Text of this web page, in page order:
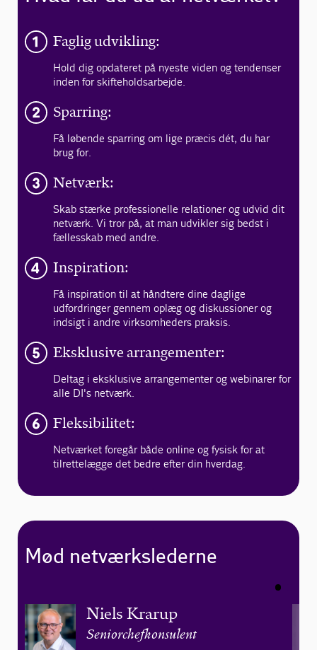
Faglig udvikling:
Hold dig opdateret på nyeste viden og tendenser
inden for skifteholdsarbejde.
Sparring:
Få løbende sparring om lige præcis dét, du har
brug for.
Netværk:
Skab stærke professionelle relationer og udvid dit
netværk. Vi tror på, at man udvikler sig bedst i
fællesskab med andre.
Inspiration:
Få inspiration til at håndtere dine daglige
udfordringer gennem oplæg og diskussioner og
indsigt i andre virksomheders praksis.
Eksklusive arrangementer:
Deltag i eksklusive arrangementer og webinarer for
alle DI's netværk.
Fleksibilitet:
Netværket foregår både online og fysisk for at
tilrettelægge det bedre efter din hverdag.
Mød netværkslederne
Niels Krarup
Seniorchefkonsulent